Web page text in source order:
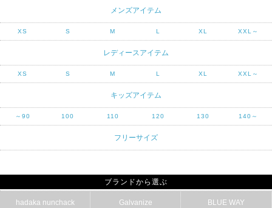
メンズアイテム
XS S M L XL XXL～
レディースアイテム
XS S M L XL XXL～
キッズアイテム
～90 100 110 120 130 140～
フリーサイズ
ブランドから選ぶ
hadaka nunchack Galvanize BLUE WAY